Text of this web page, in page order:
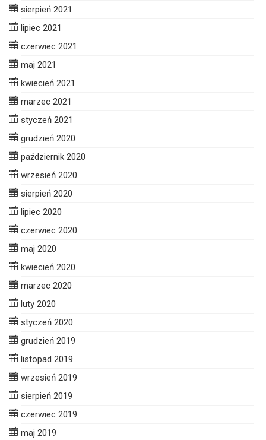
sierpień 2021
lipiec 2021
czerwiec 2021
maj 2021
kwiecień 2021
marzec 2021
styczeń 2021
grudzień 2020
październik 2020
wrzesień 2020
sierpień 2020
lipiec 2020
czerwiec 2020
maj 2020
kwiecień 2020
marzec 2020
luty 2020
styczeń 2020
grudzień 2019
listopad 2019
wrzesień 2019
sierpień 2019
czerwiec 2019
maj 2019